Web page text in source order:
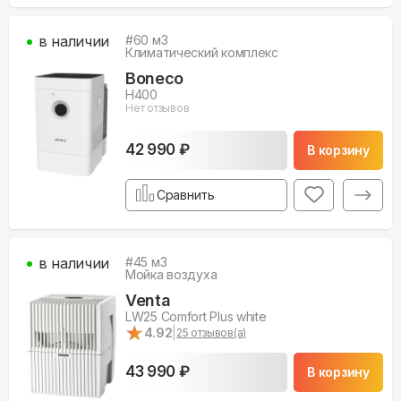
#60 м3
Климатический комплекс
Boneco
H400
Нет отзывов
42 990 ₽ В корзину
в наличии
Сравнить
#45 м3
Мойка воздуха
Venta
LW25 Comfort Plus white
★
★4.92 25 отзывов(а)
43 990 ₽ В корзину
в наличии